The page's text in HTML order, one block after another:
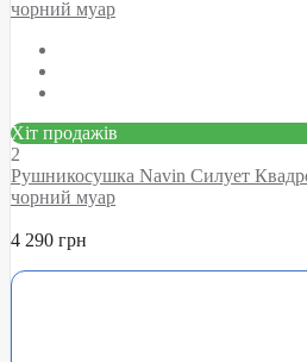
Хіт продажів
2
Рушникосушка Navin Силует
чорний муар
4 290 грн